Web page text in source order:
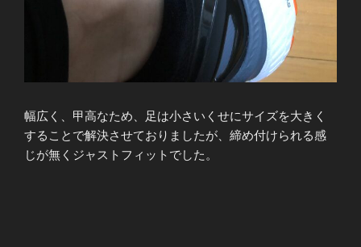
幅広く、甲高なため、足は小さいくせにサイズを大きく
することで解決させておりましたが、締め付けられる感
じが無くジャストフィットでした。